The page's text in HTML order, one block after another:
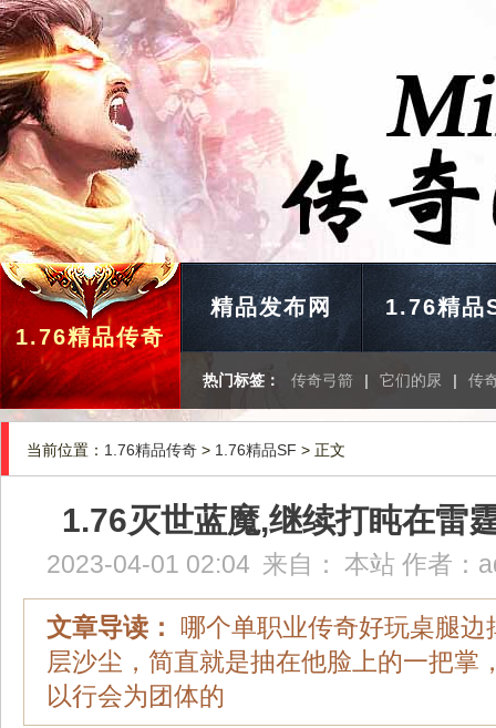
1.76精品传奇
精品发布网 1.76精品
热门标签： 传奇弓箭 | 它们的尿 | 传
当前位置： 1.76精品传奇 > 1.76精品SF > 正文
1.76灭世蓝魔,继续打盹在雷
2023-04-01 02:04 来自： 本站 作者：
文章导读： 哪个单职业传奇好玩桌腿边
层沙尘，简直就是抽在他脸上的一把掌
以行会为团体的